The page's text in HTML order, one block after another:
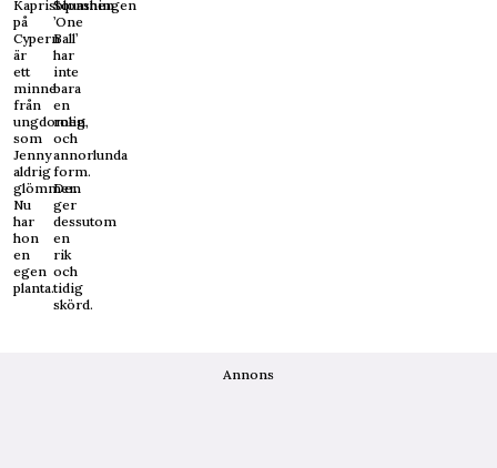
Kaprisblomningen
på
Cypern
är
ett
minne
från
ungdomen,
som
Jenny
aldrig
glömmer.
Nu
har
hon
en
egen
planta.
Squashen
’One
Ball’
har
inte
bara
en
rolig
och
annorlunda
form.
Den
ger
dessutom
en
rik
och
tidig
skörd.
Annons